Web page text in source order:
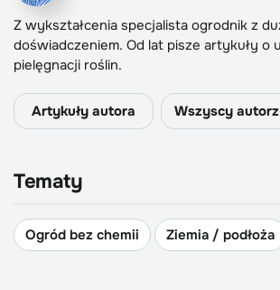
Z wykształcenia specjalista ogrodnik z
doświadczeniem. Od lat pisze artykuły o
pielęgnacji roślin.
Artykuły autora Wszyscy
Tematy
Ogród bez chemii Ziemia / podłoża